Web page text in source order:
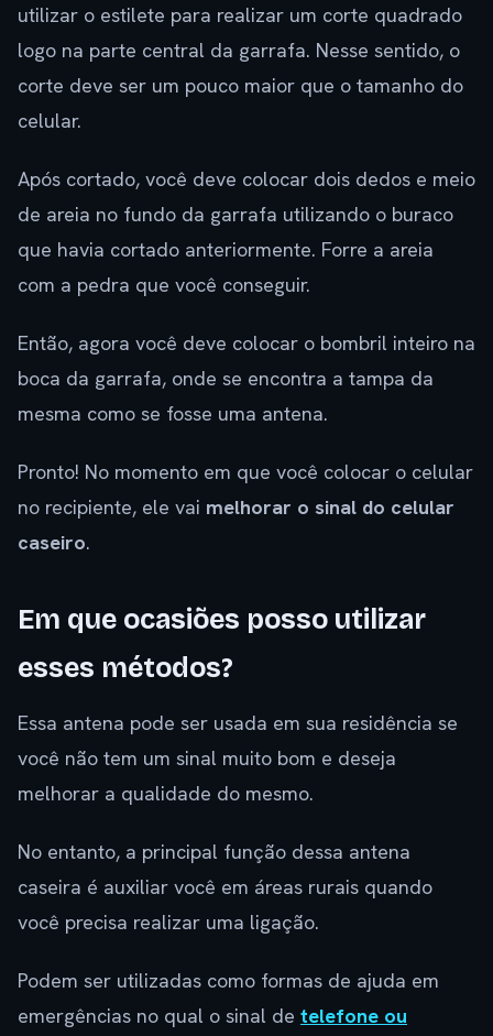
utilizar o estilete para realizar um corte quadrado
logo na parte central da garrafa. Nesse sentido, o
corte deve ser um pouco maior que o tamanho do
celular.
Após cortado, você deve colocar dois dedos e meio
de areia no fundo da garrafa utilizando o buraco
que havia cortado anteriormente. Forre a areia
com a pedra que você conseguir.
Então, agora você deve colocar o bombril inteiro na
boca da garrafa, onde se encontra a tampa da
mesma como se fosse uma antena.
Pronto! No momento em que você colocar o celular
no recipiente, ele vai melhorar o sinal do celular
caseiro.
Em que ocasiões posso utilizar
esses métodos?
Essa antena pode ser usada em sua residência se
você não tem um sinal muito bom e deseja
melhorar a qualidade do mesmo.
No entanto, a principal função dessa antena
caseira é auxiliar você em áreas rurais quando
você precisa realizar uma ligação.
Podem ser utilizadas como formas de ajuda em
emergências no qual o sinal de telefone ou